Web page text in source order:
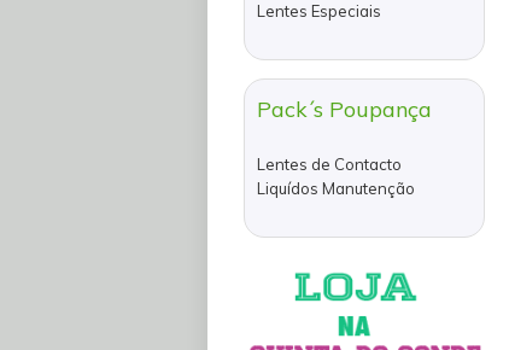
Lentes Especiais
Pack´s Poupança
Lentes de Contacto
Liquídos Manutenção